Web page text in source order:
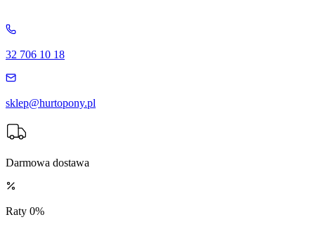
32 706 10 18
sklep@hurtopony.pl
Darmowa dostawa
Raty 0%